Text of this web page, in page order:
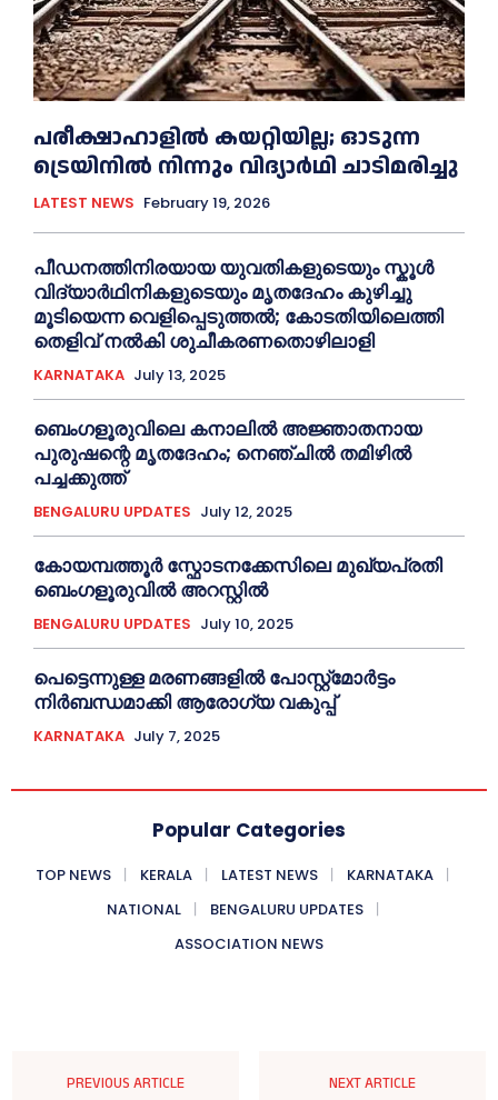
പരീക്ഷാഹാളിൽ കയറ്റിയില്ല; ഓടുന്ന
ട്രെയിനിൽ നിന്നും വിദ്യാർഥി ചാടിമരിച്ചു
LATEST NEWS February 19, 2026
പീഡനത്തിനിരയായ യുവതികളുടെയും സ്കൂൾ
വിദ്യാർഥിനികളുടെയും മൃതദേഹം കുഴിച്ചു
മൂടിയെന്ന വെളിപ്പെടുത്തൽ; കോടതിയിലെത്തി
തെളിവ് നൽകി ശുചീകരണതൊഴിലാളി
KARNATAKA July 13, 2025
ബെംഗളൂരുവിലെ കനാലിൽ അജ്ഞാതനായ
പുരുഷന്റെ മൃതദേഹം; നെഞ്ചിൽ തമിഴിൽ
പച്ചക്കുത്ത്
BENGALURU UPDATES July 12, 2025
കോയമ്പത്തൂർ സ്ഫോടനക്കേസിലെ മുഖ്യപ്രതി
ബെംഗളൂരുവിൽ അറസ്റ്റിൽ
BENGALURU UPDATES July 10, 2025
പെട്ടെന്നുള്ള മരണങ്ങളിൽ പോസ്റ്റ്മോർട്ടം
നിർബന്ധമാക്കി ആരോഗ്യ വകുപ്പ്
KARNATAKA July 7, 2025
Popular Categories
TOP NEWS KERALA LATEST NEWS
KARNATAKA
NATIONAL
BENGALURU UPDATES
ASSOCIATION NEWS
PREVIOUS ARTICLE NEXT ARTICLE